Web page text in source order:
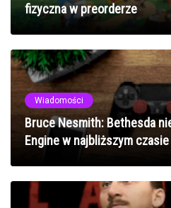
fizyczna w preorderze
Wiadomości
Bruce Nesmith: Bethesda
Engine w najbliższym czasie